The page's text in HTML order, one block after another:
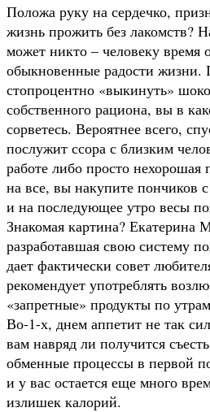
Положа руку на сердечко,
жизнь прожить без лакомств?
может никто – человеку время
обыкновенные радости
стопроцентно «выкинуть»
собственного рациона, вы в
сорветесь. Вероятнее всего,
послужит ссора с близким
работе либо просто
на все, вы накупите пончиков
и на последующее утро весы
Знакомая картина? Екатерина
разработавшая свою систему
дает фактически совет
рекомендует употреблять
«запретные» продукты по
Во-1-х, днем аппетит не так
вам навряд ли получится
обменные процессы в первой
и у вас остается еще много
излишек калорий.